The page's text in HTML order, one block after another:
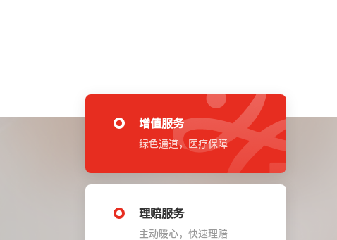
增值服务
绿色通道，医疗保障
理赔服务
主动暖心，快速理赔